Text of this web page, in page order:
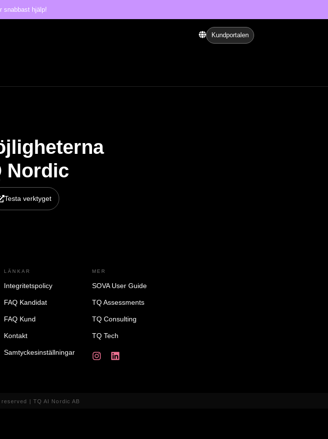
snabbast hjälp!
Kundportalen
Nordic
Testa verktyget
LÄNKAR
Integritetspolicy
FAQ Kandidat
FAQ Kund
Kontakt
Samtyckesinställningar
MER
SOVA User Guide
TQ Assessments
TQ Consulting
TQ Tech
| TQ AI Nordic AB